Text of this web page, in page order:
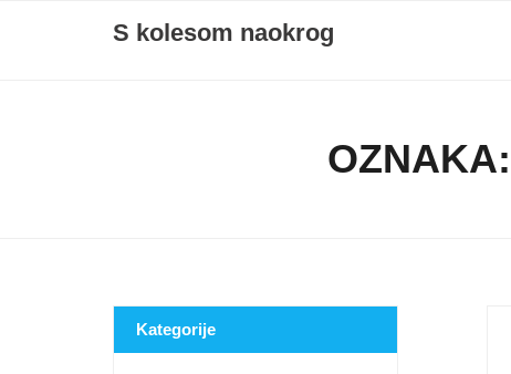
S kolesom naokrog
OZNAKA:
Kategorije